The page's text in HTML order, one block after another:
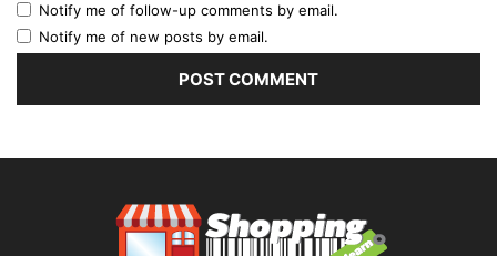
Notify me of follow-up comments by email.
Notify me of new posts by email.